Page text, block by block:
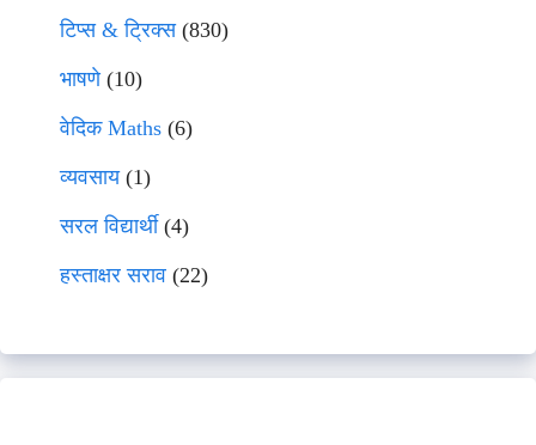
टिप्स & ट्रिक्स(830)
भाषणे(10)
वेदिक Maths (6)
व्यवसाय(1)
सरल विद्यार्थी(4)
हस्ताक्षर सराव (22)